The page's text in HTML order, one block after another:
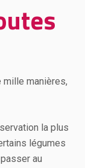
manières,
la plus
légumes
au